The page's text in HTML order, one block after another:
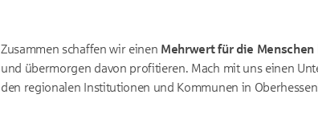
Zusammen schaffen wir einen Mehrwert für die Menschen
und übermorgen davon profitieren. Mach mit uns einen
den regionalen Institutionen und Kommunen in